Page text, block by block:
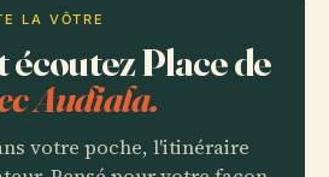
LA VÔTRE
écoutez Place de
Audiala.
votre poche, l'itinéraire